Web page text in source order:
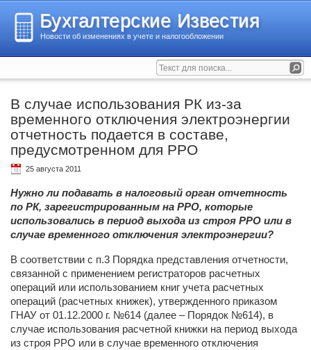
Бухгалтерские Известия
Новости об изменениях в учете и налогообложении
В случае использования РК из-за
временного отключения электроэнергии
отчетность подается в составе,
предусмотренном для РРО
25 августа 2011
Нужно ли подавать в налоговый орган отчетность
по РК, зарегистрированным на РРО, которые
использовались в период выхода из строя РРО или в
случае временного отключения электроэнергии?
В соответствии с п.3 Порядка представления отчетности,
связанной с применением регистраторов расчетных
операций или использованием книг учета расчетных
операций (расчетных книжек), утвержденного приказом
ГНАУ от 01.12.2000 г. №614 (далее – Порядок №614), в
случае использования расчетной книжки на период выхода
из строя РРО или в случае временного отключения